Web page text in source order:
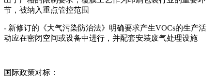
节，被纳入重点管控范围
- 新修订的《大气污染防治法》明确要求产生VOCs的生产活
动应在密闭空间或设备中进行，并配套安装废气处理设施
国际政策对标：